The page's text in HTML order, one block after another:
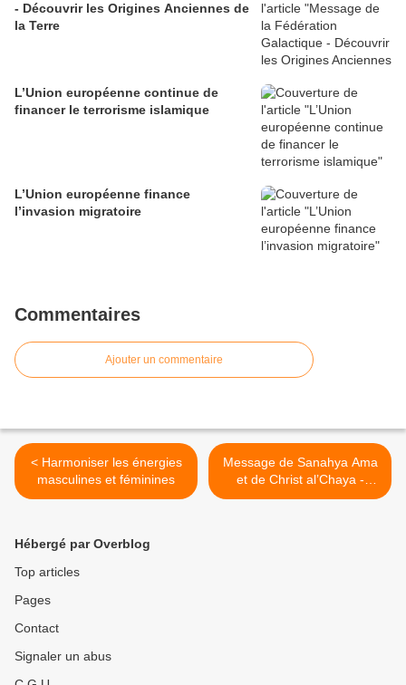
- Découvrir les Origines Anciennes de
la Terre
L’Union européenne continue de
financer le terrorisme islamique
L’Union européenne finance
l’invasion migratoire
Commentaires
Ajouter un commentaire
< Harmoniser les énergies
masculines et féminines
Message de Sanahya Ama
et de Christ al’Chaya -
Transcendance et
Hébergé par Overblog
Top articles
Pages
Contact
Signaler un abus